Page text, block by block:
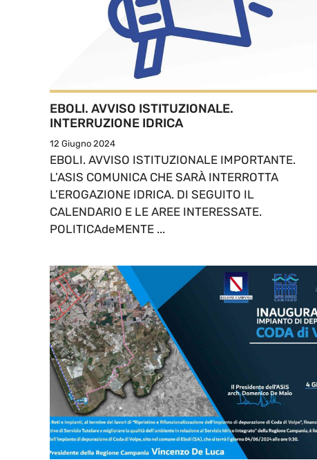
EBOLI. AVVISO ISTITUZIONALE.
INTERRUZIONE IDRICA
12 Giugno 2024
EBOLI. AVVISO ISTITUZIONALE IMPORTANTE.
L’ASIS COMUNICA CHE SARÀ INTERROTTA
L’EROGAZIONE IDRICA. DI SEGUITO IL
CALENDARIO E LE AREE INTERESSATE.
POLITICAdeMENTE ...